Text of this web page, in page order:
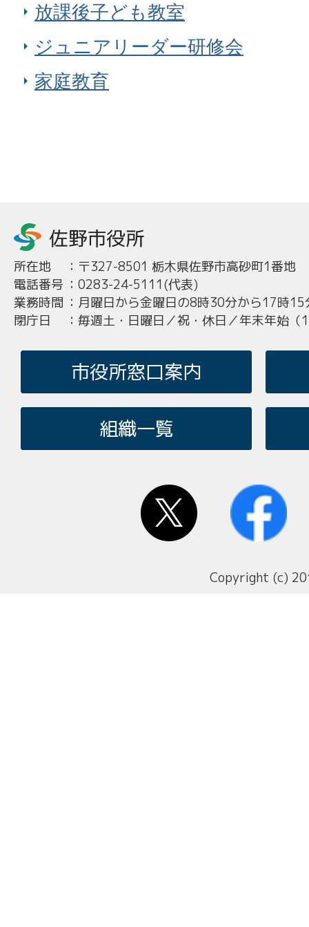
放課後子ども教室
ジュニアリーダー研修会
家庭教育
所在地 ： 〒327-8501 栃木県佐野市高砂町1番地
電話番号 ： 0283-24-5111(代表)
業務時間 ： 月曜日から金曜日の8時30分から17時15
閉庁日
： 毎週土・日曜日／祝・休日／年末年始
市役所窓口案内
組織一覧
Copyright (c)